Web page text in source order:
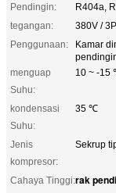
Pendingin:
R404a,
tegangan:
380V /
Penggunaan:
Kamar
menguap
Suhu:
10 ~ -15
kondensasi
Suhu:
35 ℃
Jenis
kompresor:
Sekrup
Cahaya Tinggi:rak